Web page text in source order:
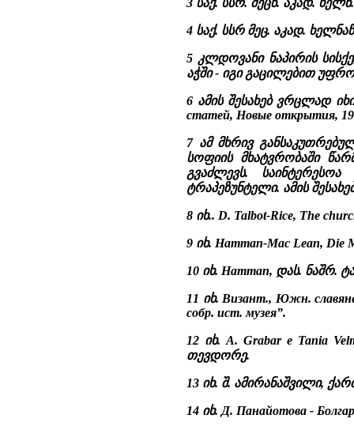
4 საქ. სსრ მეც. აკად.
5 კლდოვანი ნაპირის
აჭში - იგი გაცილებით
6 ამის შესახებ ვრცლად
статей, Новые открытия,
7 ამ მხრივ
სოფიის მხატვრობაში
გვაძლევს.
ტრაპეზუნტელი. ამის
8 იხ.. D. Talbot-Rice, The
9 იხ. Hamman-Mac Lean, Die
10 იხ. Hamman, დას. ნაშრ.
11 იხ. Визант., Южн.
собр. ист. музея”.
12 იხ. A. Grabar e Tania
თევდორე.
13 იხ. შ. ამირანაშვილი,
14 იხ. Д. Панайотова -